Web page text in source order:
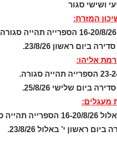
העדפות עוגיות
ושישי סגור
המזרח:
ביום ראשון 23/8/26.
אליהו:
ביום שלישי 25/8/26.
מעגלים:
סגורה.
ראשון י’ באלול 23/8/26.